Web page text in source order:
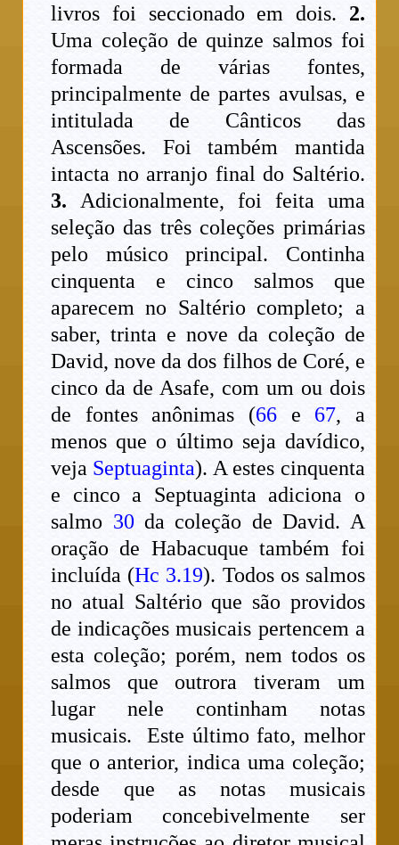
livros foi seccionado em dois. 2.
Uma coleção de quinze salmos foi
formada de várias fontes,
principalmente de partes avulsas, e
intitulada de Cânticos das
Ascensões. Foi também mantida
intacta no arranjo final do Saltério.
3. Adicionalmente, foi feita uma
seleção das três coleções primárias
pelo músico principal. Continha
cinquenta e cinco salmos que
aparecem no Saltério completo; a
saber, trinta e nove da coleção de
David, nove da dos filhos de Coré, e
cinco da de Asafe, com um ou dois
de fontes anônimas (66e 67, a
menos que o último seja davídico,
veja Septuaginta). A estes cinquenta
e cinco a Septuaginta adiciona o
salmo 30 da coleção de David. A
oração de Habacuque também foi
incluída (Hc 3.19). Todos os salmos
no atual Saltério que são providos
de indicações musicais pertencem a
esta coleção; porém, nem todos os
salmos que outrora tiveram um
lugar nele continham notas
musicais. Este último fato, melhor
que o anterior, indica uma coleção;
desde que as notas musicais
poderiam concebivelmente ser